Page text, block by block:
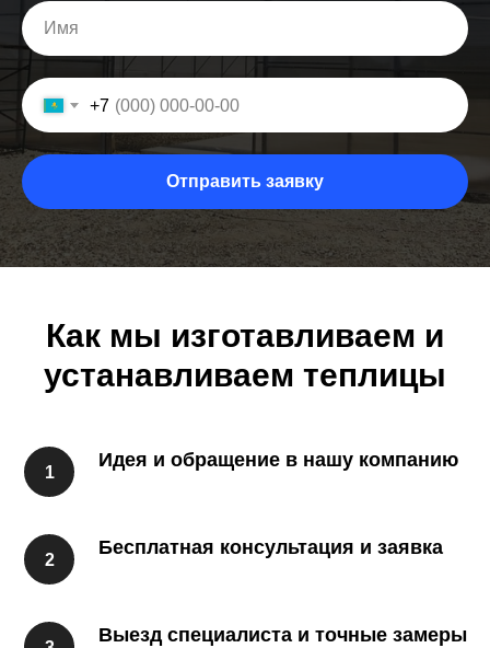
+7
Отправить заявку
Как мы изготавливаем и
устанавливаем теплицы
Идея и обращение в нашу компанию
Бесплатная консультация и заявка
Выезд специалиста и точные замеры